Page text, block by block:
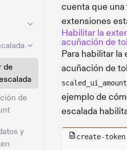
de
de
y
cuenta que
extensiones
Habilitar la
acuñación de
Para habilitar la
acuñación de
ejemplo de
escalada
create-